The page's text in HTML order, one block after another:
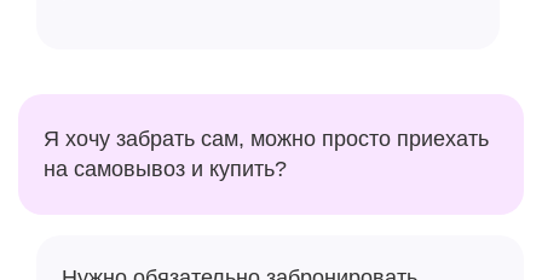
Я хочу забрать сам, можно просто приехать
на самовывоз и купить?